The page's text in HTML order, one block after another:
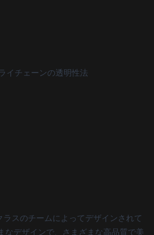
イチェーンの透明性法
スのチームによってデザインされて
なデザインで、さまざまな高品質で美